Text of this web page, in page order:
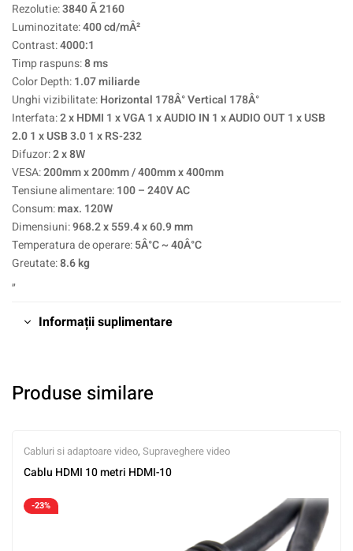
Rezolutie:3840 Ã 2160
Luminozitate:400 cd/mÂ²
Contrast:4000:1
Timp raspuns:8 ms
Color Depth:1.07 miliarde
Unghi vizibilitate:Horizontal 178Â° Vertical 178Â°
Interfata:2 x HDMI 1 x VGA 1 x AUDIO IN 1 x AUDIO OUT 1 x USB
2.0 1 x USB 3.0 1 x RS-232
Difuzor:2 x 8W
VESA:200mm x 200mm / 400mm x 400mm
Tensiune alimentare:100 – 240V AC
Consum:max. 120W
Dimensiuni:968.2 x 559.4 x 60.9 mm
Temperatura de operare:5Â°C ~ 40Â°C
Greutate:8.6 kg
„
Informații suplimentare
Produse similare
Cabluri si adaptoare video, Supraveghere video
Cablu HDMI 10 metri HDMI-10
-23%